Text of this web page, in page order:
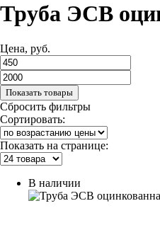
Труба ЭСВ
Цена, руб.
Показать товары
Сбросить фильтры
Сортировать:
Показать на странице:
В наличии